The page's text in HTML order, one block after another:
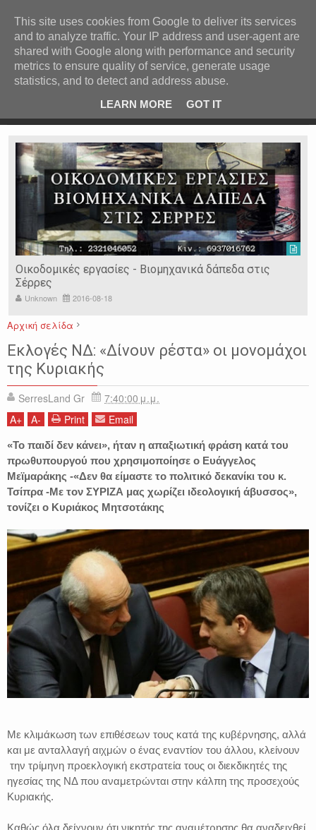
Σέρρες: 44χρονος παρίστανε τον γιατρό και
Καμινοκαθαριστική Σερρών
Unknown
Αρχική σελίδα
ΕΙΔΗΣΕΙΣ
ΕΚΛΟΓΕΣ ΕΛΛΑΔΑ
ΚΥΡΙΑΚΟΣ ΜΗΤΣΟΤΑΚΗΣ
ΝΕΑ ΔΗΜΟΚΡΑΤΙΑ
ΣΕΡΡΕΣ
Εκλογές ΝΔ: «Δίνουν ρέστα» οι μονομάχοι
της Κυριακής
SerresLand Gr
7:40:00 μ.μ.
A+ A- Print Email
«Το παιδί δεν κάνει», ήταν η απαξιωτική φράση κατά του
πρωθυπουργού που χρησιμοποίησε ο Ευάγγελος
Μεϊμαράκης -«Δεν θα είμαστε το πολιτικό δεκανίκι του κ.
Τσίπρα -Με τον ΣΥΡΙΖΑ μας χωρίζει ιδεολογική άβυσσος»,
τονίζει ο Κυριάκος Μητσοτάκης
Με κλιμάκωση των επιθέσεων τους κατά της κυβέρνησης, αλλά
και με ανταλλαγή αιχμών ο ένας εναντίον του άλλου, κλείνουν
την τρίμηνη προεκλογική εκστρατεία τους οι διεκδικητές της
ηγεσίας της ΝΔ που αναμετρώνται στην κάλπη της προσεχούς
Κυριακής.
Καθώς όλα δείχνουν ότι νικητής της αναμέτρησης θα αναδειχθεί
ΚΕΝΤΡΙΚΗ ΑΝΑ ΚΑΤΗΓΟΡΙΑ
ΕΙΔΗΣΕΙΣ ΑΝΑ ΠΕΡΙΟΧΗ
ΠΡΟΣΦΑΤΑ ΝΕΑ
Ν. ΣΕΡΡΩΝ Η ΓΗ ΜΑΣ
ΤΥΧΑΙΕΣ ΑΝΑΡΤΗΣΕΙΣ/ΑΡΘΡΑ
Serres Racing Circuit
Panserraikos FC
Ikaroi B.C.
This site uses cookies from Google to deliver its services
and to analyze traffic. Your IP address and user-agent are
shared with Google along with performance and security
metrics to ensure quality of service, generate usage
statistics, and to detect and address abuse.
LEARN MORE
GOT IT